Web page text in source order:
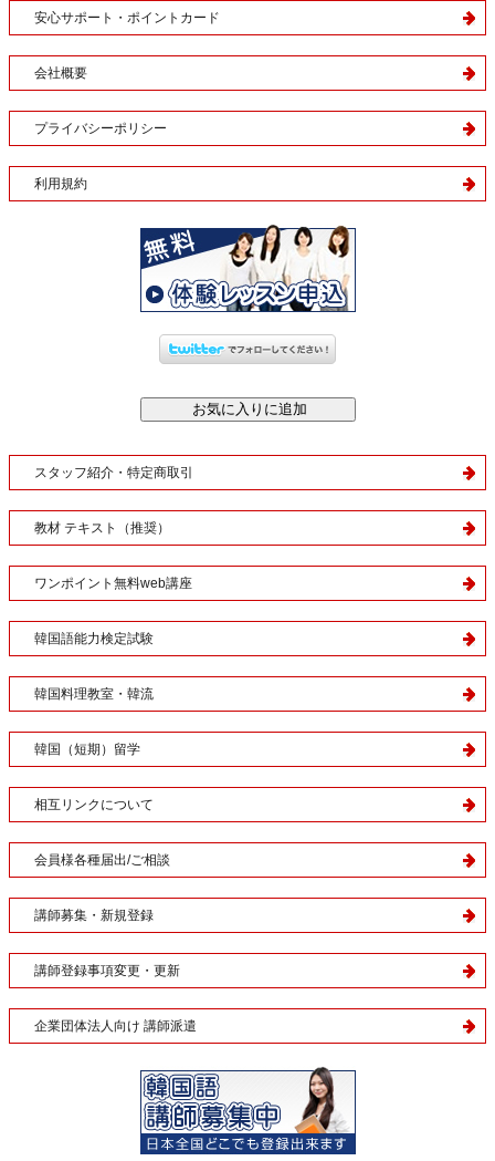
安心サポート・ポイントカード
会社概要
プライバシーポリシー
利用規約
スタッフ紹介・特定商取引
教材 テキスト（推奨）
ワンポイント無料web講座
韓国語能力検定試験
韓国料理教室・韓流
韓国（短期）留学
相互リンクについて
会員様各種届出/ご相談
講師募集・新規登録
講師登録事項変更・更新
企業団体法人向け 講師派遣